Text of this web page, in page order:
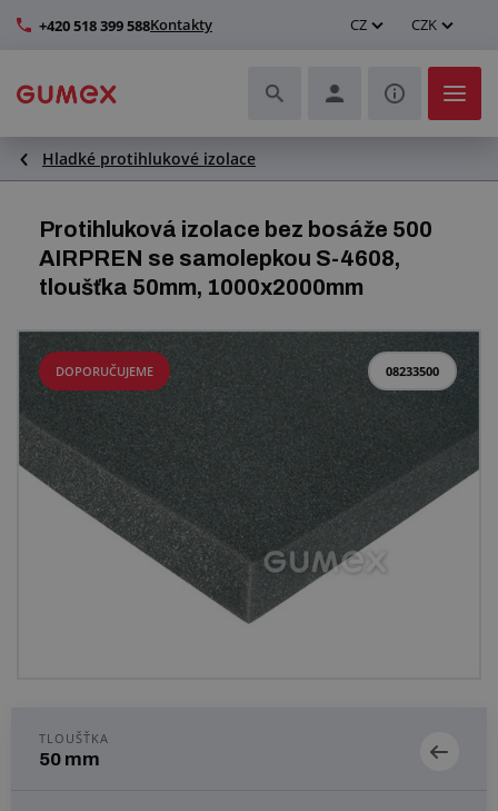
+420 518 399 588Kontakty CZ CZK
Hadice a jejich kompletace
Profily a výroba těsnění
Technické plasty
Dopravníkové pásy a montáž
Zlepšení pracovního prostředí
Další pryžové a plastové výrobky
Centrum poptávek
Hladké protihlukové izolace
Protihluková izolace bez bosáže 500
AIRPREN se samolepkou S-4608,
tloušťka 50mm, 1000x2000mm
08233500
DOPORUČUJEME
TLOUŠŤKA
50 mm